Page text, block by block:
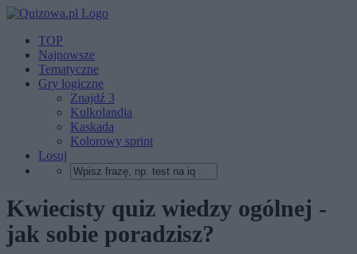
TOP
Najnowsze
Tematyczne
Gry logiczne
Znajdź 3
Kulkolandia
Kaskada
Kolorowy sprint
Losuj
Kwiecisty quiz wiedzy ogólnej -
jak sobie poradzisz?